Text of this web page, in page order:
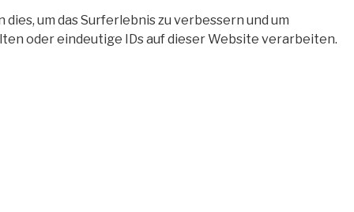
um das Surferlebnis zu verbessern und um
oder eindeutige IDs auf dieser Website verarbeiten.